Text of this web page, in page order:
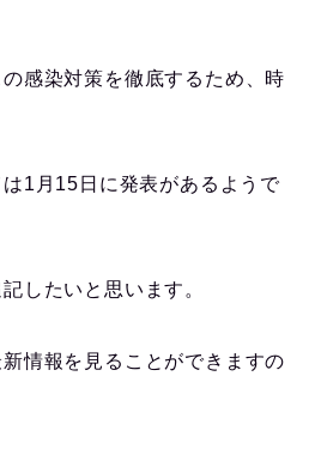
感染対策を徹底するため、 時
1月15日に発表があるようで
したいと思います。
情報を見ることができますの